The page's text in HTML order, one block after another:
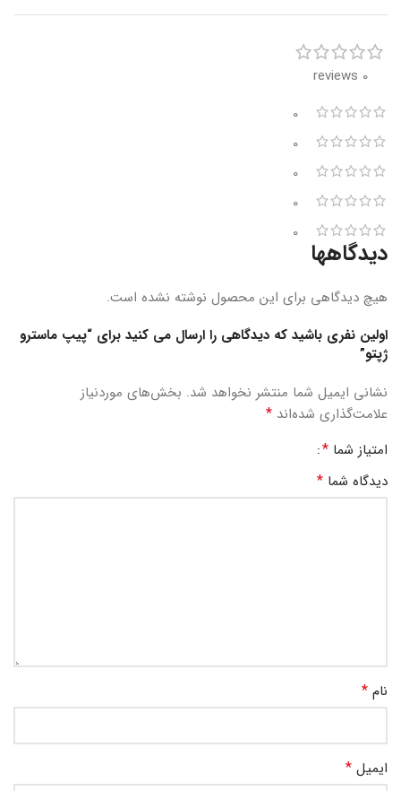
0 reviews
0
0
0
0
0
دیدگاهها
هیچ دیدگاهی برای این محصول نوشته نشده است.
اولین نفری باشید که دیدگاهی را ارسال می کنید برای “پیپ ماسترو
ژپتو”
نشانی ایمیل شما منتشر نخواهد شد. بخش‌های موردنیاز
علامت‌گذاری شده‌اند *
امتیاز شما *
دیدگاه شما *
نام *
ایمیل *